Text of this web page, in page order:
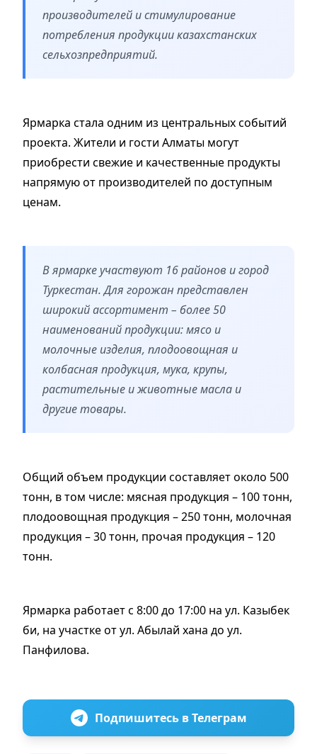
производителей и стимулирование
потребления продукции казахстанских
сельхозпредприятий.
Ярмарка стала одним из центральных событий
проекта. Жители и гости Алматы могут
приобрести свежие и качественные продукты
напрямую от производителей по доступным
ценам.
В ярмарке участвуют 16 районов и город
Туркестан. Для горожан представлен
широкий ассортимент – более 50
наименований продукции: мясо и
молочные изделия, плодоовощная и
колбасная продукция, мука, крупы,
растительные и животные масла и
другие товары.
Общий объем продукции составляет около 500
тонн, в том числе: мясная продукция – 100 тонн,
плодоовощная продукция – 250 тонн, молочная
продукция – 30 тонн, прочая продукция – 120
тонн.
Ярмарка работает с 8:00 до 17:00 на ул. Казыбек
би, на участке от ул. Абылай хана до ул.
Панфилова.
Подпишитесь в Телеграм